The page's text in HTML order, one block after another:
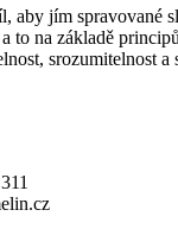
aby jím spravované
to na základě
srozumitelnost